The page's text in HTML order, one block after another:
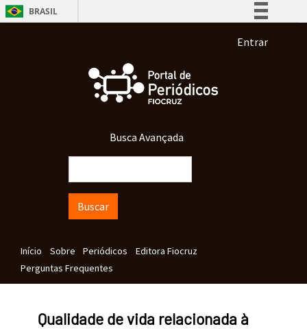
Pular para o conteúdo principal
BRASIL
Participe
Acesso à informação
Menu de
Entrar
Busca Avançada
Navegação principal
Início Sobre Periódicos
Editora Fiocruz
Perguntas Frequentes
Qualidade de vida relacionada à